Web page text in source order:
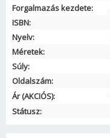
Forgalmazás kezdete:
ISBN:
Nyelv:
Méretek:
Súly:
Oldalszám:
Ár (AKCIÓS):
Státusz: